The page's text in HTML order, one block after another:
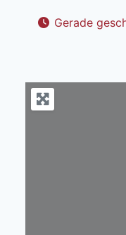
Gerade